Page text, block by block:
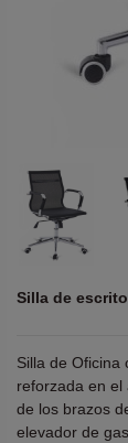
Silla de
Silla de Oficina
reforzada en el
de los brazos
elevador de